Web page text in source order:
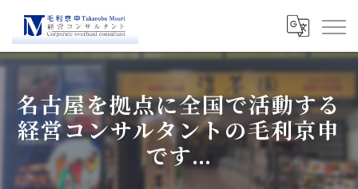
名古屋を拠点に全国で活動する
経営コンサルタントの毛利京申
です...